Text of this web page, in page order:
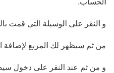
و النقر على الوسيلة التى قمت
من ثم سيظهر لك المربع لإضافة
و من ثم عند النقر على دخول